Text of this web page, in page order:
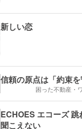
新しい恋
信頼の原点は「約束を
困った不動産・
ECHOES エコーズ
聞こえない